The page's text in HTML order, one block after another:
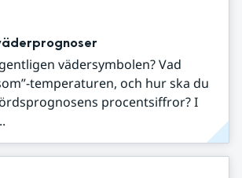
vädersymbolen? Vad
temperaturen, och hur ska du
procentsiffror? I